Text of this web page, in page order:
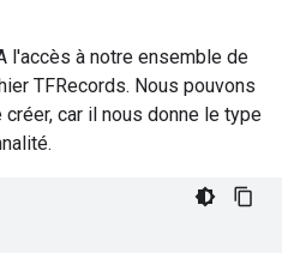
2.2/models/
pipeline-b57vp-
2.2/models/
2.2/models/
l'accès à notre ensemble de
TFRecords. Nous pouvons
car il nous donne le type